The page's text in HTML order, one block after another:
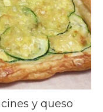
y queso